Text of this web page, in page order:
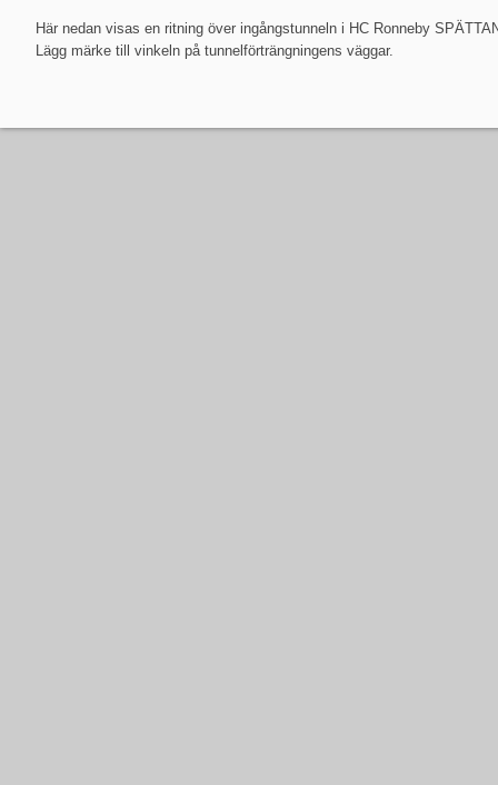
Här nedan visas en ritning över ingångstunneln i HC Ronneby
Lägg märke till vinkeln på tunnelförträngningens väggar.